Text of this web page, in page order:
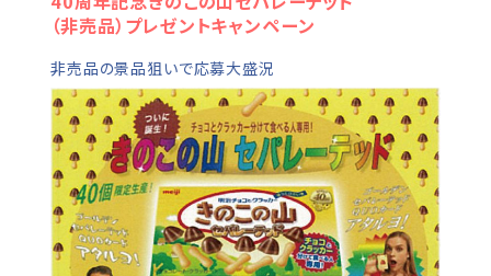
（非売品）プレゼントキャンペーン
非売品の景品狙いで応募大盛況